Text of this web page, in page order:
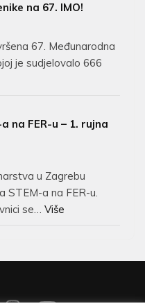
na 67. IMO!
67. Međunarodna
je sudjelovalo 666
na FER-u – 1. rujna
u Zagrebu
STEM-a na FER-u.
se… Više